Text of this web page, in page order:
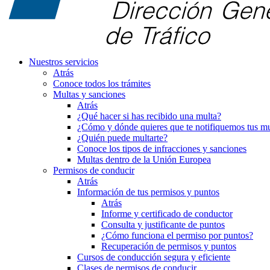
Nuestros servicios
Atrás
Conoce todos los trámites
Multas y sanciones
Atrás
¿Qué hacer si has recibido una multa?
¿Cómo y dónde quieres que te notifiquemos tus
¿Quién puede multarte?
Conoce los tipos de infracciones y sanciones
Multas dentro de la Unión Europea
Permisos de conducir
Atrás
Información de tus permisos y puntos
Atrás
Informe y certificado de conductor
Consulta y justificante de puntos
¿Cómo funciona el permiso por puntos?
Recuperación de permisos y puntos
Cursos de conducción segura y eficiente